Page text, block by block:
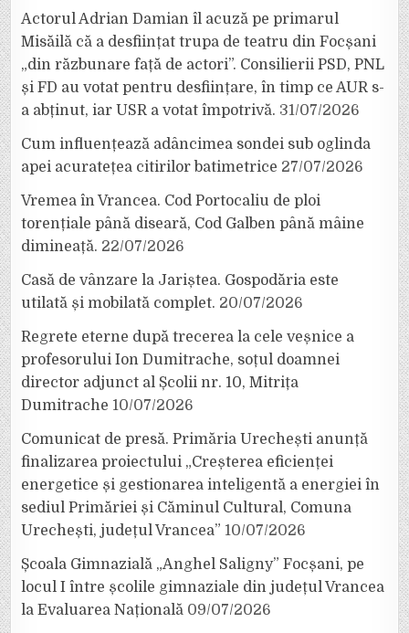
Actorul Adrian Damian îl acuză pe primarul
Misăilă că a desființat trupa de teatru din Focșani
„din răzbunare față de actori”. Consilierii PSD, PNL
și FD au votat pentru desființare, în timp ce AUR s-
a abținut, iar USR a votat împotrivă. 31/07/2026
Cum influențează adâncimea sondei sub oglinda
apei acuratețea citirilor batimetrice 27/07/2026
Vremea în Vrancea. Cod Portocaliu de ploi
torențiale până diseară, Cod Galben până mâine
dimineață. 22/07/2026
Casă de vânzare la Jariștea. Gospodăria este
utilată și mobilată complet. 20/07/2026
Regrete eterne după trecerea la cele veșnice a
profesorului Ion Dumitrache, soțul doamnei
director adjunct al Școlii nr. 10, Mitrița
Dumitrache 10/07/2026
Comunicat de presă. Primăria Urechești anunță
finalizarea proiectului „Creșterea eficienței
energetice și gestionarea inteligentă a energiei în
sediul Primăriei și Căminul Cultural, Comuna
Urechești, județul Vrancea” 10/07/2026
Școala Gimnazială „Anghel Saligny” Focșani, pe
locul I între școlile gimnaziale din județul Vrancea
la Evaluarea Națională 09/07/2026